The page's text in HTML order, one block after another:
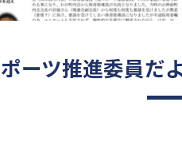
ーツ推進委員だ